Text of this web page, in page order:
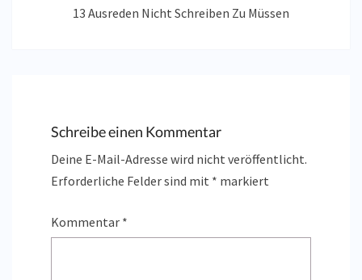
13 Ausreden Nicht Schreiben Zu Müssen
Schreibe einen Kommentar
Deine E-Mail-Adresse wird nicht veröffentlicht.
Erforderliche Felder sind mit * markiert
Kommentar *